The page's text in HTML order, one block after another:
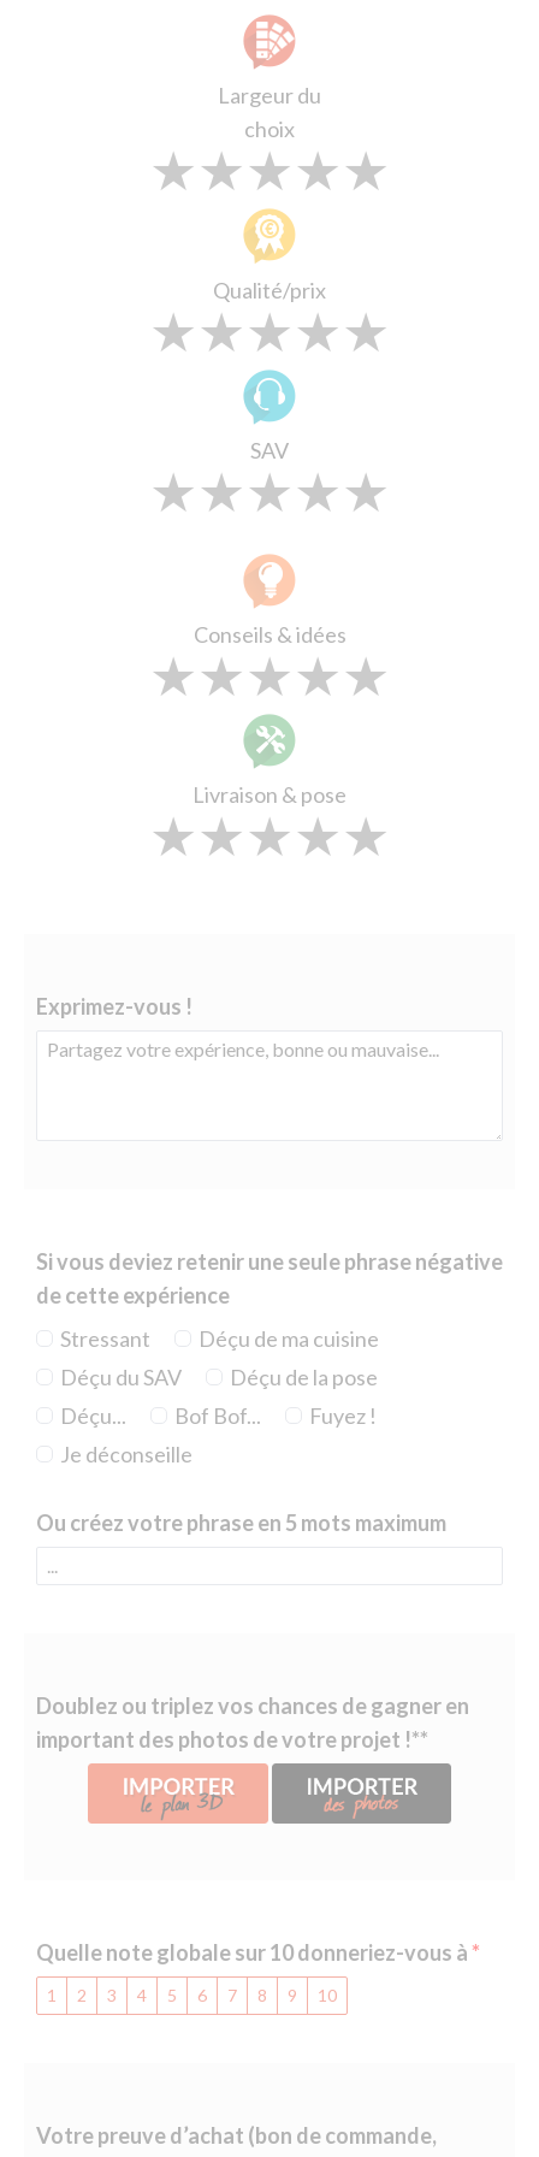
Largeur du
choix
★
★★
★★★
★★★★
★★★★★
Qualité/prix
★
★★
★★★
★★★★
★★★★★
SAV
★
★★
★★★
★★★★
★★★★★
Conseils & idées
★
★★
★★★
★★★★
★★★★★
Livraison & pose
★
★★
★★★
★★★★
★★★★★
Exprimez-vous !
Si vous deviez retenir une seule phrase négative
de cette expérience
Stressant
Déçu de ma cuisine
Déçu du SAV
Déçu de la pose
Déçu...
Bof Bof...
Fuyez !
Je déconseille
Ou créez votre phrase en 5 mots maximum
Doublez ou triplez vos chances de gagner en
important des photos de votre projet !**
Quelle note globale sur 10 donneriez-vous à
1 2 3 4 5 6 7 8 9 10
Votre preuve d’achat (bon de commande,